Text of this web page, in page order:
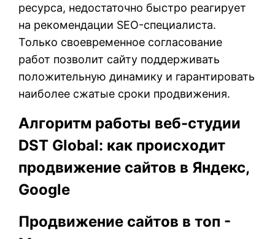
ресурса, недостаточно быстро реагирует
на рекомендации SEO-специалиста.
Только своевременное согласование
работ позволит сайту поддерживать
положительную динамику и гарантировать
наиболее сжатые сроки продвижения.
Алгоритм работы веб-студии
DST Global: как происходит
продвижение сайтов в Яндекс,
Google
Продвижение сайтов в топ -